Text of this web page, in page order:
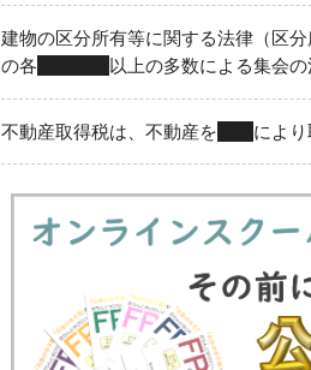
建物の区分所有等に関する法律（区
の各
以上の多数による集会
不動産取得税は、不動産を によ